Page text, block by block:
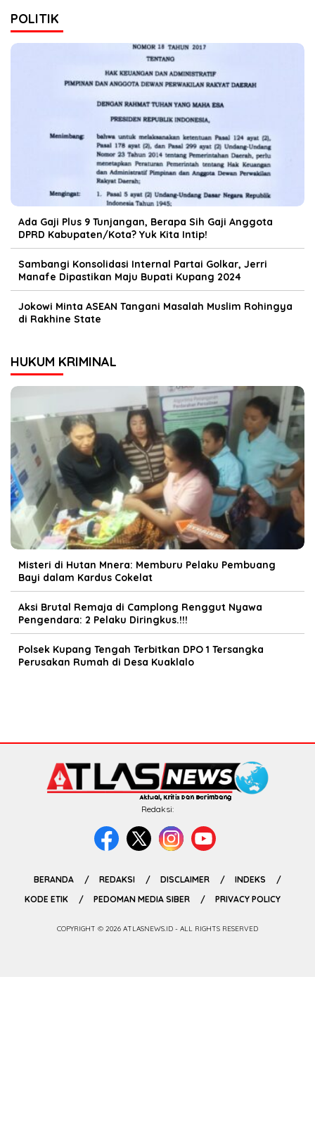
POLITIK
Ada Gaji Plus 9 Tunjangan, Berapa Sih Gaji Anggota
DPRD Kabupaten/Kota? Yuk Kita Intip!
Sambangi Konsolidasi Internal Partai Golkar, Jerri
Manafe Dipastikan Maju Bupati Kupang 2024
Jokowi Minta ASEAN Tangani Masalah Muslim Rohingya
di Rakhine State
HUKUM KRIMINAL
Misteri di Hutan Mnera: Memburu Pelaku Pembuang
Bayi dalam Kardus Cokelat
Aksi Brutal Remaja di Camplong Renggut Nyawa
Pengendara: 2 Pelaku Diringkus.!!!
Polsek Kupang Tengah Terbitkan DPO 1 Tersangka
Perusakan Rumah di Desa Kuaklalo
Redaksi:
BERANDA REDAKSI DISCLAIMER
INDEKS
KODE ETIK
PEDOMAN MEDIA SIBER PRIVACY POLICY
COPYRIGHT © 2026 ATLASNEWS.ID - ALL RIGHTS RESERVED